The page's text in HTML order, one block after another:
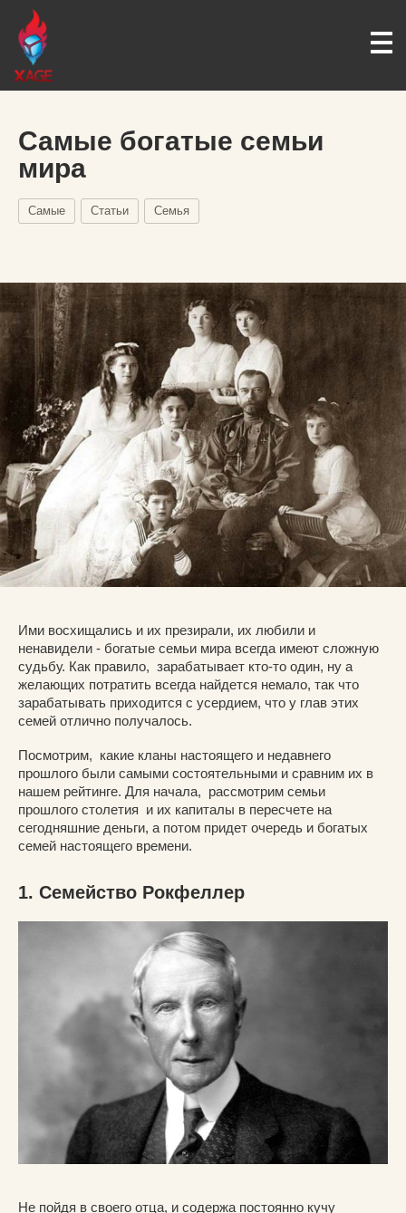
Самые богатые семьи
мира
Самые Статьи Семья
Ими восхищались и их презирали, их любили и
ненавидели - богатые семьи мира всегда имеют сложную
судьбу. Как правило, зарабатывает кто-то один, ну а
желающих потратить всегда найдется немало, так что
зарабатывать приходится с усердием, что у глав этих
семей отлично получалось.
Посмотрим, какие кланы настоящего и недавнего
прошлого были самыми состоятельными и сравним их в
нашем рейтинге. Для начала, рассмотрим семьи
прошлого столетия и их капиталы в пересчете на
сегодняшние деньги, а потом придет очередь и богатых
семей настоящего времени.
1. Семейство Рокфеллер
Не пойдя в своего отца, и содержа постоянно кучу